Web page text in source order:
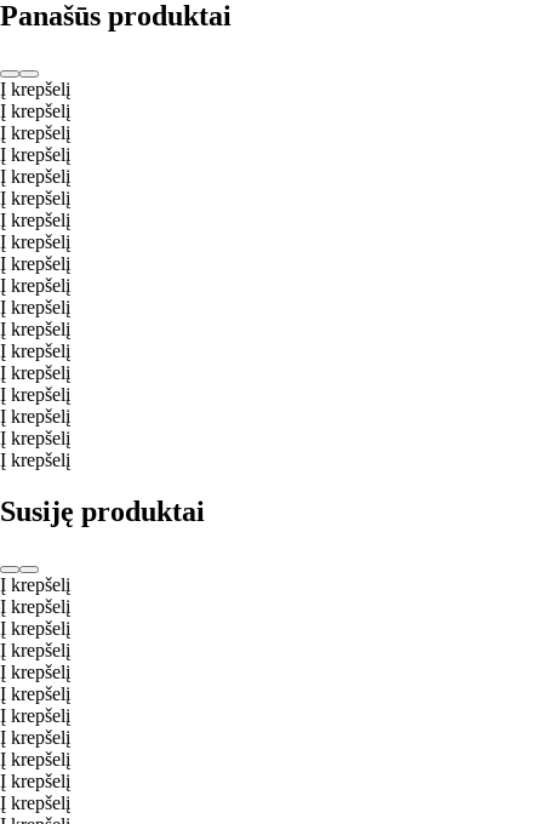
Panašūs produktai
Į krepšelį
Į krepšelį
Į krepšelį
Į krepšelį
Į krepšelį
Į krepšelį
Į krepšelį
Į krepšelį
Į krepšelį
Į krepšelį
Į krepšelį
Į krepšelį
Į krepšelį
Į krepšelį
Į krepšelį
Į krepšelį
Į krepšelį
Į krepšelį
Susiję produktai
Į krepšelį
Į krepšelį
Į krepšelį
Į krepšelį
Į krepšelį
Į krepšelį
Į krepšelį
Į krepšelį
Į krepšelį
Į krepšelį
Į krepšelį